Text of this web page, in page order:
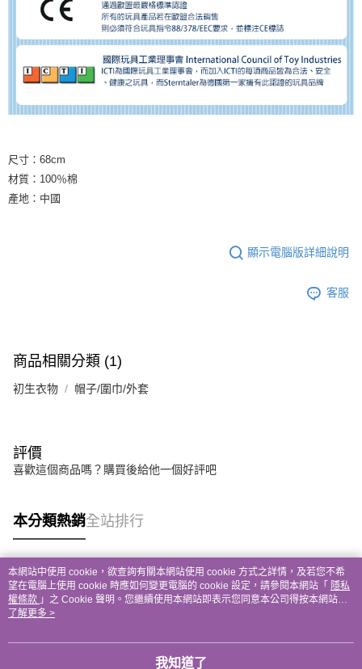
尺寸：68cm
材質：100％棉
產地：中國
顯示電腦版詳細說明
客服
商品相關分類 (1)
初生衣物 帽子/圍巾/外套
評價
喜歡這個商品嗎？購買後給他一個好評吧
本分類熱銷全站排行
熱門標籤
本網站中使用 cookie，欲查詢有關本網站使用 cookie 方式之詳情，及若您不希
望在電腦上使用 cookie 時應如何變更電腦的 cookie 設定，請參閱本網站「 隱私
權條款 」之 Cookie 聲明。您繼續使用本網站即表示您同意本公司得按本網站使
用條款之 Cookie 聲明使用 cookie。
了解更多 >
我知道了